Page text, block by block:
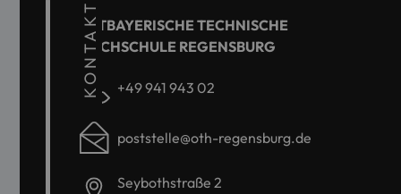
KONTAKT
OSTBAYERISCHE TECHNISCHE
HOCHSCHULE REGENSBURG
+49 941 943 02
poststelle@oth-regensburg.de
Seybothstraße 2